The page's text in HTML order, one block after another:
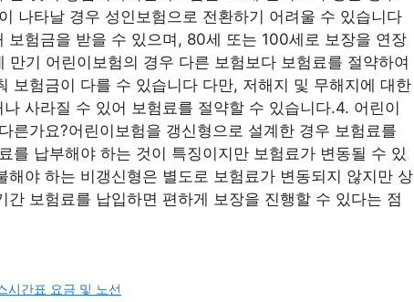
나타날 경우 성인보험으로 전환하기 어려울 수 있습니다
보험금을 받을 수 있으며, 80세 또는 100세로 보장을 연장
기 어린이보험의 경우 다른 보험보다 보험료를 절약하여
보험금이 다를 수 있습니다 다만, 저해지 및 무해지에 대한
사라질 수 있어 보험료를 절약할 수 있습니다.4. 어린이
른가요?어린이보험을 갱신형으로 설계한 경우 보험료를
를 납부해야 하는 것이 특징이지만 보험료가 변동될 수 있
해야 하는 비갱신형은 별도로 보험료가 변동되지 않지만 상
보험료를 납입하면 편하게 보장을 진행할 수 있다는 점
시간표 요금 및 노선